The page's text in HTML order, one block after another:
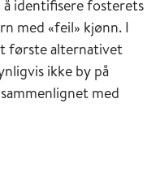
identifisere fosterets
med «feil» kjønn. I
første alternativet
ikke by på
med